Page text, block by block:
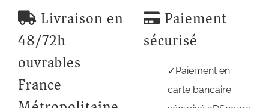
Livraison en
48/72h
ouvrables
France
Paiement
sécurisé
Paiement en
carte bancaire